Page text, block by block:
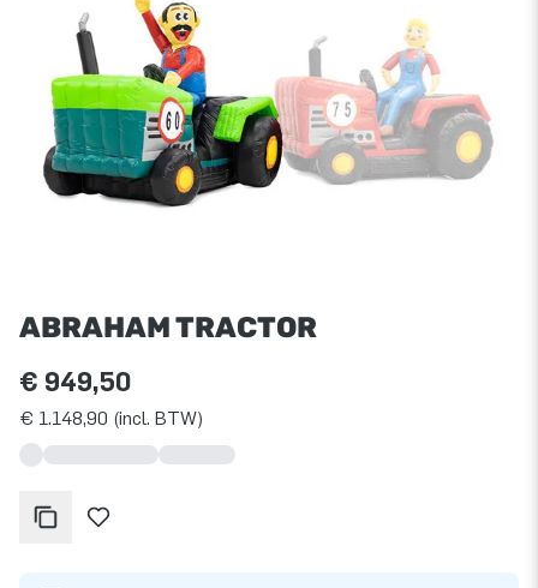
ABRAHAM TRACTOR
€ 949,50
€ 1.148,90 (incl. BTW)